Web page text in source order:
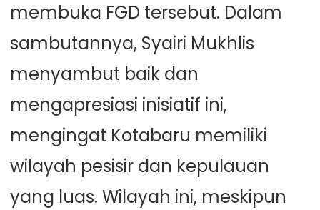
membuka FGD tersebut. Dalam
sambutannya, Syairi Mukhlis
menyambut baik dan
mengapresiasi inisiatif ini,
mengingat Kotabaru memiliki
wilayah pesisir dan kepulauan
yang luas. Wilayah ini, meskipun